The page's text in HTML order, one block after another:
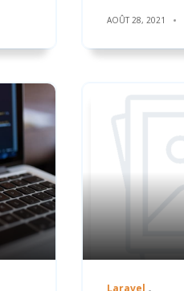
AOÛT 28, 2021
Laravel